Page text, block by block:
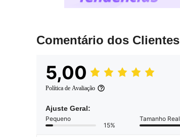
Comentário dos Clientes
5,00
Política de Avaliação
Ajuste Geral:
Pequeno
15%
Tamanho Real